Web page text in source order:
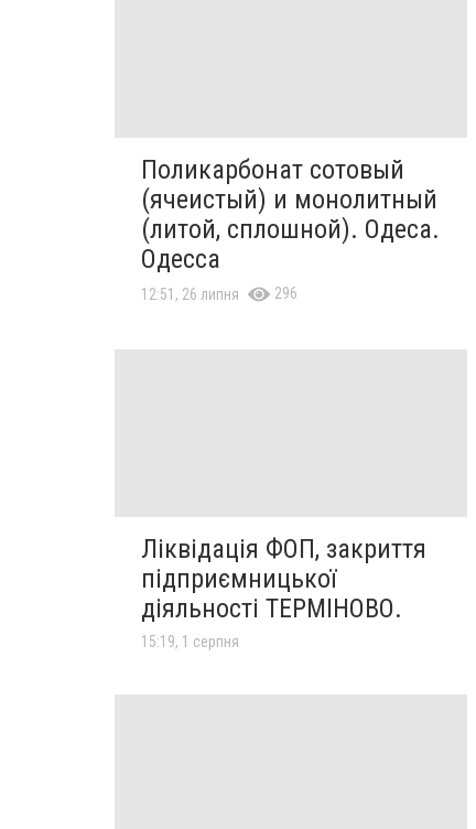
Поликарбонат сотовый
(ячеистый) и монолитный
(литой, сплошной). Одеса.
Одесса
12:51, 26 липня 296
Ліквідація ФОП, закриття
підприємницької
діяльності ТЕРМІНОВО.
15:19, 1 серпня